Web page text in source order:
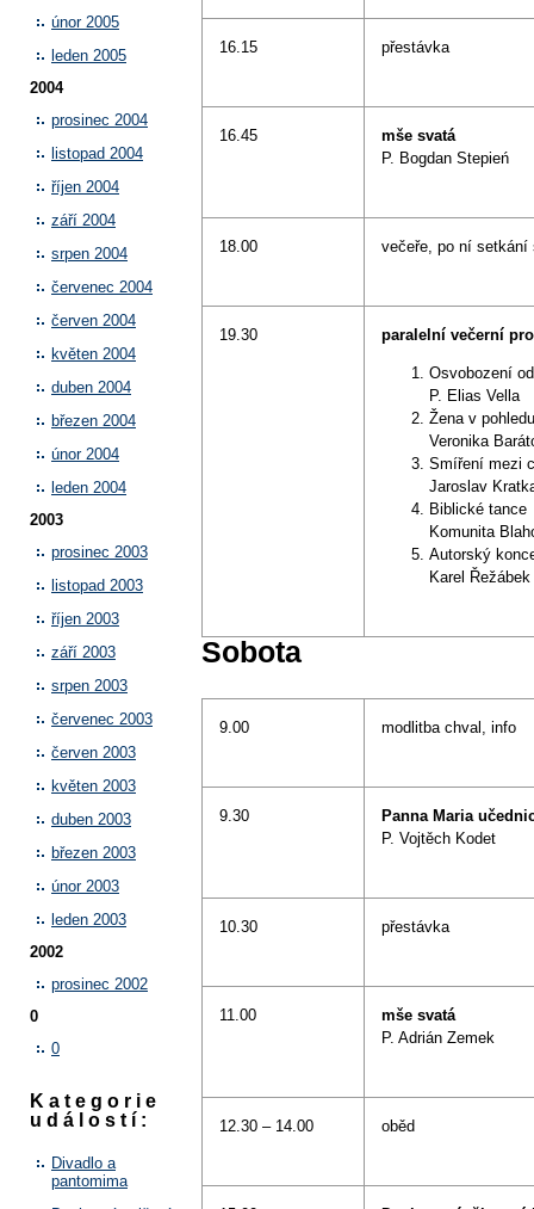
únor 2005
leden 2005
2004
prosinec 2004
listopad 2004
říjen 2004
září 2004
srpen 2004
červenec 2004
červen 2004
květen 2004
duben 2004
březen 2004
únor 2004
leden 2004
2003
prosinec 2003
listopad 2003
říjen 2003
září 2003
srpen 2003
červenec 2003
červen 2003
květen 2003
duben 2003
březen 2003
únor 2003
leden 2003
2002
prosinec 2002
0
0
Kategorie
událostí:
Divadlo a
pantomima
16.15 přestávka
16.45
mše svatá
P. Bogdan Stepień
18.00 večeře, po ní setkání
19.30 paralelní večerní
Osvobození
P. Elias Vella
Žena v
Veronika
Smíření mezi
Jaroslav
Biblické tance
Komunita
Autorský
Karel Řežábek
Sobota
9.00 modlitba chval, info
9.30
Panna Maria
P. Vojtěch Kodet
10.30 přestávka
11.00
mše svatá
P. Adrián Zemek
12.30 – 14.00 oběd